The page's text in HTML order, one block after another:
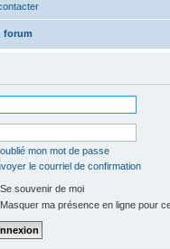
forum
oublié mon mot de passe
le courriel de confirmation
Se souvenir de moi
Masquer ma présence en ligne pour